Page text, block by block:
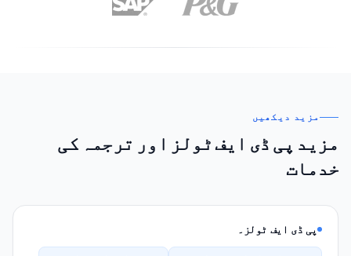
مزید دیکھیں
مزید پی ڈی ایف ٹولز اور ترجمہ کی
خدمات
پی ڈی ایف ٹولز۔